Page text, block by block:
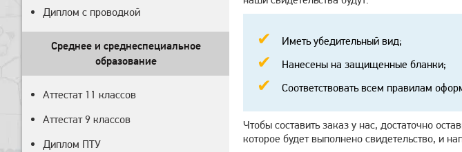
Иметь убедительный вид;
Нанесены на защищенные бланки;
Соответствовать всем правилам
Чтобы составить заказ у нас, достаточно
которое будет выполнено свидетельство, и
Диплом с проводкой
Среднее и среднеспециальное
образование
Аттестат 11 классов
Аттестат 9 классов
Диплом ПТУ